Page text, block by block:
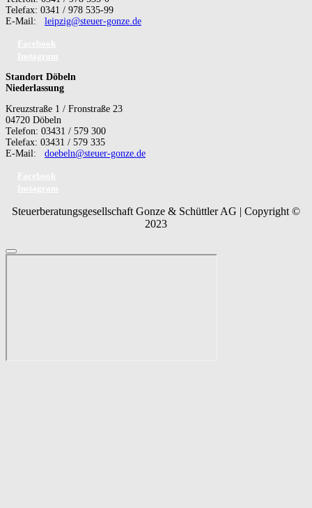
Telefax: 0341 / 978 535-99
E-Mail: leipzig@steuer-gonze.de
Standort Döbeln
Niederlassung
Kreuzstraße 1 / Fronstraße 23
04720 Döbeln
Telefon: 03431 / 579 300
Telefax: 03431 / 579 335
E-Mail: doebeln@steuer-gonze.de
Steuerberatungsgesellschaft Gonze & Schüttler AG | Copyright ©
2023